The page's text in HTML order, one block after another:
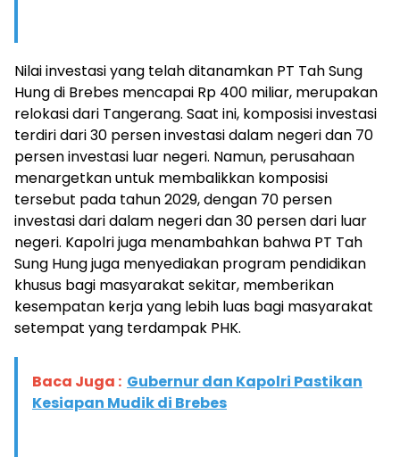
Nilai investasi yang telah ditanamkan PT Tah Sung
Hung di Brebes mencapai Rp 400 miliar, merupakan
relokasi dari Tangerang. Saat ini, komposisi investasi
terdiri dari 30 persen investasi dalam negeri dan 70
persen investasi luar negeri. Namun, perusahaan
menargetkan untuk membalikkan komposisi
tersebut pada tahun 2029, dengan 70 persen
investasi dari dalam negeri dan 30 persen dari luar
negeri. Kapolri juga menambahkan bahwa PT Tah
Sung Hung juga menyediakan program pendidikan
khusus bagi masyarakat sekitar, memberikan
kesempatan kerja yang lebih luas bagi masyarakat
setempat yang terdampak PHK.
Baca Juga : Gubernur dan Kapolri Pastikan
Kesiapan Mudik di Brebes